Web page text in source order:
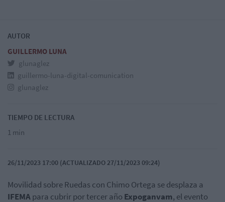
AUTOR
GUILLERMO LUNA
glunaglez
guillermo-luna-digital-comunication
glunaglez
TIEMPO DE LECTURA
1 min
26/11/2023 17:00 (ACTUALIZADO 27/11/2023 09:24)
Movilidad sobre Ruedas con Chimo Ortega se desplaza a
IFEMApara cubrir por tercer año Expoganvam, el evento